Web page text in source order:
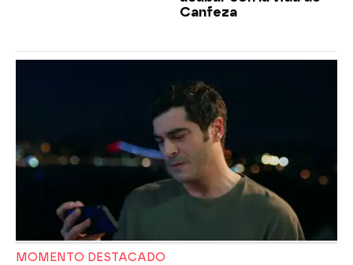
Canfeza
MOMENTO DESTACADO